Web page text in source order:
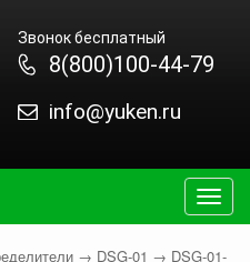
Звонок бесплатный
8(800)100-44-79
info@yuken.ru
→ DSG-01 → DSG-01-